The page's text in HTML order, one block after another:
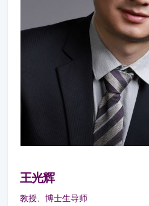
王光辉
教授、博士生导师